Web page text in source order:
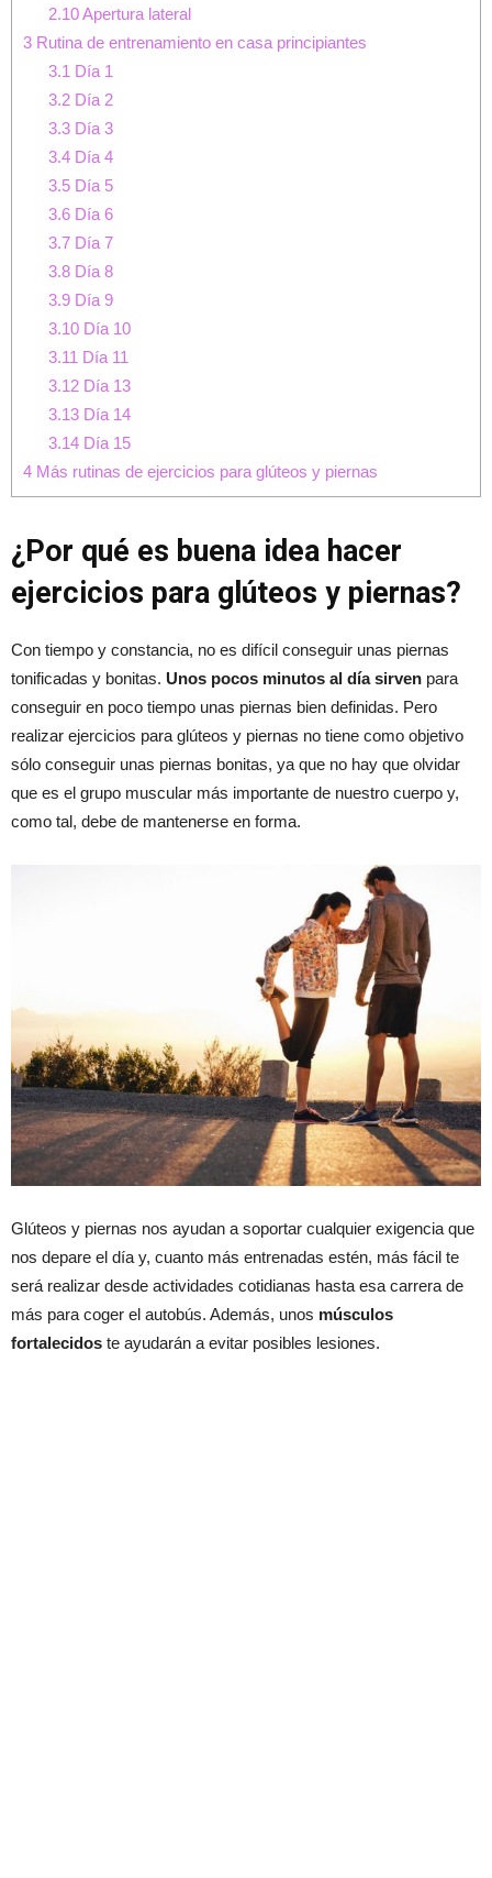
2.10Apertura lateral
3 Rutina de entrenamiento en casa principiantes
3.1 Día 1
3.2Día 2
3.3Día 3
3.4Día 4
3.5Día 5
3.6Día 6
3.7Día 7
3.8Día 8
3.9Día 9
3.10Día 10
3.11 Día 11
3.12Día 13
3.13Día 14
3.14Día 15
4 Más rutinas de ejercicios para glúteos y piernas
¿Por qué es buena idea hacer
ejercicios para glúteos y piernas?
Con tiempo y constancia, no es difícil conseguir unas piernas
tonificadas y bonitas. Unos pocos minutos al día sirven para
conseguir en poco tiempo unas piernas bien definidas. Pero
realizar ejercicios para glúteos y piernas no tiene como objetivo
sólo conseguir unas piernas bonitas, ya que no hay que olvidar
que es el grupo muscular más importante de nuestro cuerpo y,
como tal, debe de mantenerse en forma.
Glúteos y piernas nos ayudan a soportar cualquier exigencia que
nos depare el día y, cuanto más entrenadas estén, más fácil te
será realizar desde actividades cotidianas hasta esa carrera de
más para coger el autobús. Además, unos músculos
fortalecidos te ayudarán a evitar posibles lesiones.